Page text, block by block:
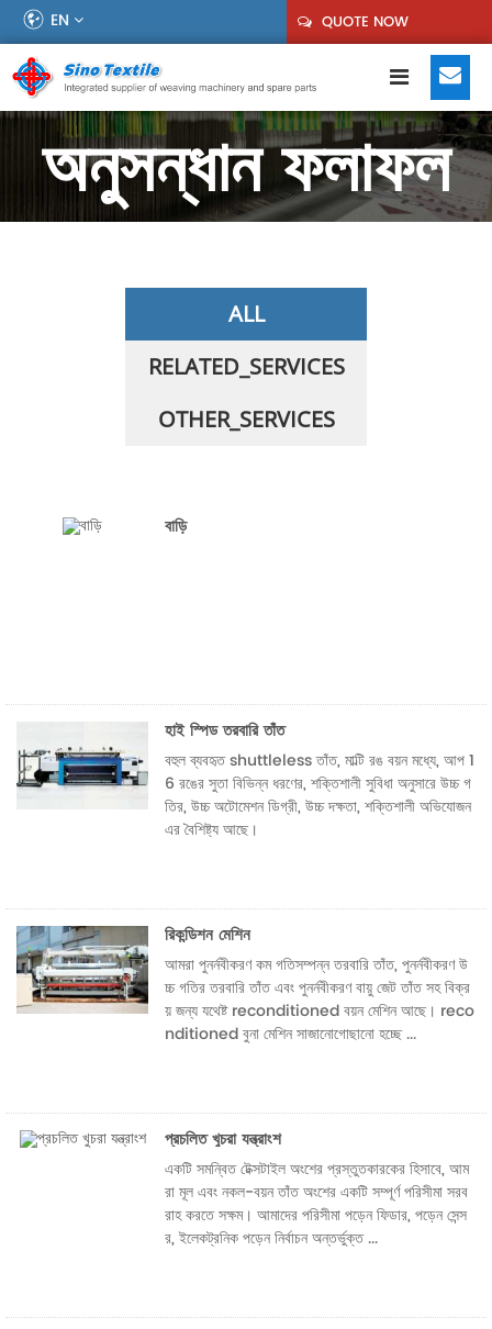
EN QUOTE NOW
অনুসন্ধান ফলাফল
ALL
RELATED_SERVICES
OTHER_SERVICES
বাড়ি
হাই স্পিড তরবারি তাঁত
বহুল ব্যবহৃত shuttleless তাঁত, মাল্টি রঙ বয়ন মধ্যে, আপ 1
6 রঙের সুতা বিভিন্ন ধরণের, শক্তিশালী সুবিধা অনুসারে উচ্চ গ
তির, উচ্চ অটোমেশন ডিগ্রী, উচ্চ দক্ষতা, শক্তিশালী অভিযোজন
এর বৈশিষ্ট্য আছে।
রিকন্ডিশন মেশিন
আমরা পুনর্নবীকরণ কম গতিসম্পন্ন তরবারি তাঁত, পুনর্নবীকরণ উ
চ্চ গতির তরবারি তাঁত এবং পুনর্নবীকরণ বায়ু জেট তাঁত সহ বিক্র
য় জন্য যথেষ্ট reconditioned বয়ন মেশিন আছে। reco
nditioned বুনা মেশিন সাজানোগোছানো হচ্ছে ...
প্রচলিত খুচরা যন্ত্রাংশ
একটি সমন্বিত টেক্সটাইল অংশের প্রস্তুতকারকের হিসাবে, আম
রা মূল এবং নকল-বয়ন তাঁত অংশের একটি সম্পূর্ণ পরিসীমা সরব
রাহ করতে সক্ষম। আমাদের পরিসীমা পড়েন ফিডার, পড়েন সেন্স
র, ইলেকট্রনিক পড়েন নির্বাচন অন্তর্ভুক্ত ...